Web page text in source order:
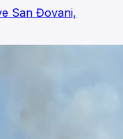
San Đovani,